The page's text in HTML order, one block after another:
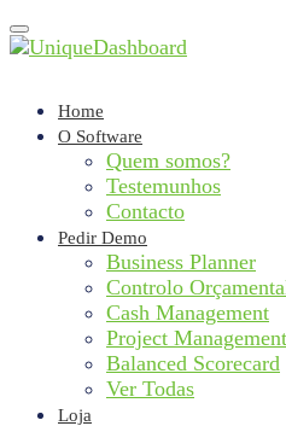
Toggle
navigation
Home
O Software
Quem somos?
Testemunhos
Contacto
Pedir Demo
Business Planner
Controlo
Cash Management
Project Management
Balanced Scorecard
Ver Todas
Loja